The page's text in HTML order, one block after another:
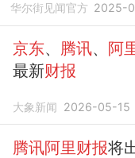
华尔街见闻官方 2025-
京东、 腾讯、 阿
最新财报
大象新闻 2026-05-15
腾讯阿里财报将